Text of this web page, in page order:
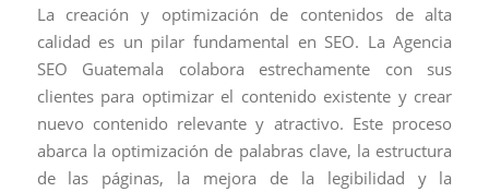
La creación y optimización de contenidos de alta
calidad es un pilar fundamental en SEO. La Agencia
SEO Guatemala colabora estrechamente con sus
clientes para optimizar el contenido existente y crear
nuevo contenido relevante y atractivo. Este proceso
abarca la optimización de palabras clave, la estructura
de las páginas, la mejora de la legibilidad y la